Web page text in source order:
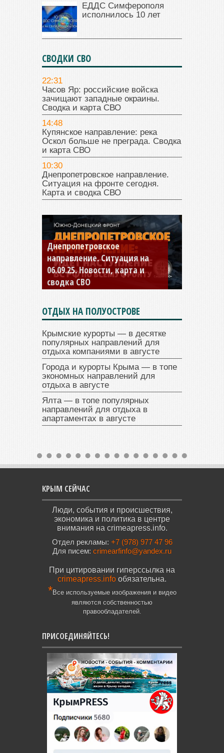
ЕДДС Симферополя
исполнилось 10 лет
СВОДКИ СВО
22:31
Часов Яр: российские войска
зачищают западные окраины.
Сводка и карта СВО
14:48
Купянское направление: река
Оскол больше не преграда. Сводка
и карта СВО
10:30
Днепропетровское направление.
Ситуация на фронте сегодня.
Карта и сводка СВО
Константиновское
направление. Ситуация на
04.09.25 Новости, карта и
сводка СВО
ОТДЫХ НА ПОЛУОСТРОВЕ
Крымские курорты — в десятке
популярных направлений для
отдыха компаниями в августе
Города и курорты Крыма — в топе
экономных направлений для
отдыха в августе
Ялта — в топе популярных
направлений для отдыха в
апартаментах в августе
КРЫМ СЕЙЧАС
Люди, события и происшествия,
экономика и политика в центре
внимания на crimeapress.info.
Отдел рекламы: +7 (978) 977 47 96
Для писем: crimearfinfo@yandex.ru
При цитировании гиперссылка на
crimeapress.info обязательна.
*Все используемые изображения и видео
являются собственностью
правообладателей.
ПРИСОЕДИНЯЙТЕСЬ!